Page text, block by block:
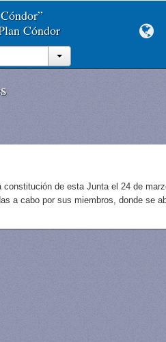
Cóndor
de esta Junta el 24 de
a cabo por sus miembros, donde se